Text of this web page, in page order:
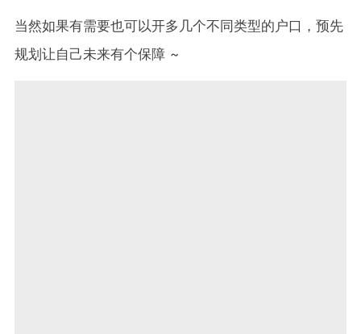
当然如果有需要也可以开多几个不同类型的户口，预先
规划让自己未来有个保障 ~